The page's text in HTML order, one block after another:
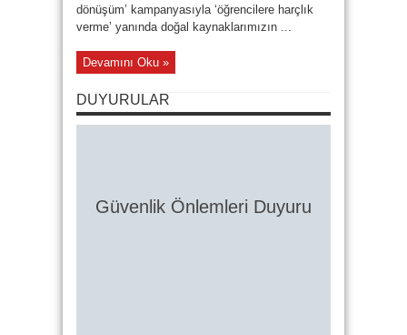
dönüşüm’ kampanyasıyla ‘öğrencilere harçlık
verme’ yanında doğal kaynaklarımızın ...
Devamını Oku »
DUYURULAR
Güvenlik Önlemleri Duyuru